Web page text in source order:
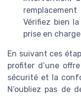
Vérifiez bien
prise en
En suivant ces
profiter d’une
sécurité et la
N’oubliez pas de